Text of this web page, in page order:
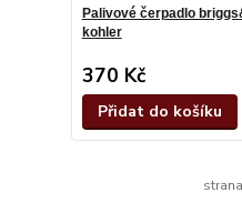
Palivové čerpadlo
kohler
370 Kč
Přidat do košíku
strana